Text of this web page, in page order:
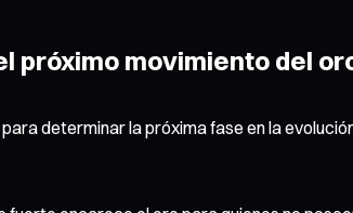
próximo movimiento del
determinar la próxima fase en la